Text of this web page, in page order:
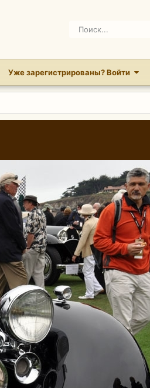
Уже зарегистрированы? Войти